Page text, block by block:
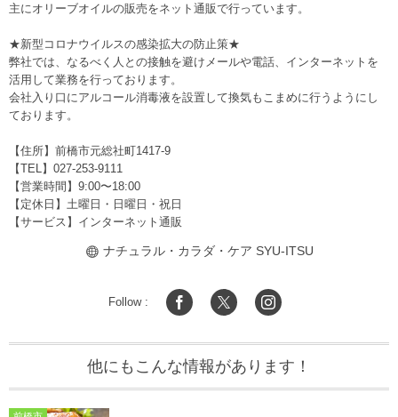
主にオリーブオイルの販売をネット通販で行っています。
★新型コロナウイルスの感染拡大の防止策★
弊社では、なるべく人との接触を避けメールや電話、インターネットを
活用して業務を行っております。
会社入り口にアルコール消毒液を設置して換気もこまめに行うようにし
ております。
【住所】 前橋市元総社町1417-9
【TEL】 027-253-9111
【営業時間】9:00〜18:00
【定休日】土曜日・日曜日・祝日
【サービス】インターネット通販
ナチュラル・カラダ・ケア SYU-ITSU
Follow :
他にもこんな情報があります！